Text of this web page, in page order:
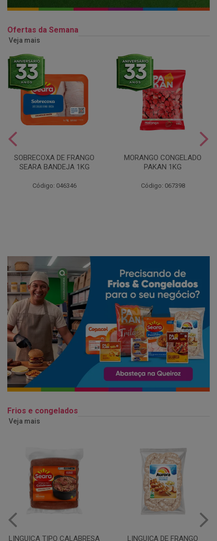
Ofertas da Semana
Veja mais
SOBRECOXA DE FRANGO
SEARA BANDEJA 1KG
Código: 046346
MORANGO CONGELADO
PAKAN 1KG
Código: 067398
Frios e congelados
Veja mais
LINGUIÇA DE FRANGO QUEIJO MUSSARELA